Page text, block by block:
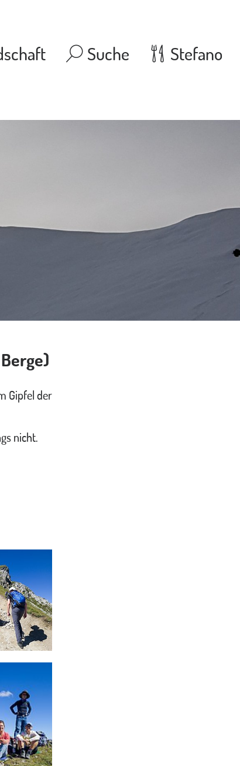
Suche Stefano
Gipfel der
nicht.